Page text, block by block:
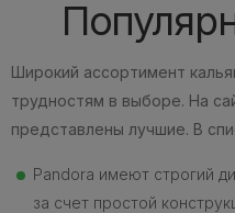
Широкий ассортимент
трудностям в выборе. На
представлены лучшие. В
Pandora имеют строгий
за счет простой